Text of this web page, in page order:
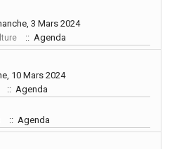
3 Mars 2024
:: Agenda
10 Mars 2024
:: Agenda
:: Agenda